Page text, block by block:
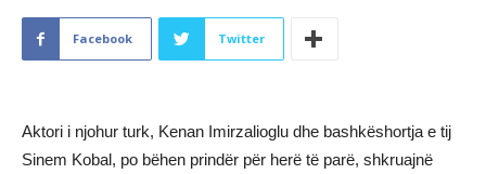
Facebook Twitter
Aktori i njohur turk, Kenan Imirzalioglu dhe bashkëshortja e tij
Sinem Kobal, po bëhen prindër për herë të parë, shkruajnë